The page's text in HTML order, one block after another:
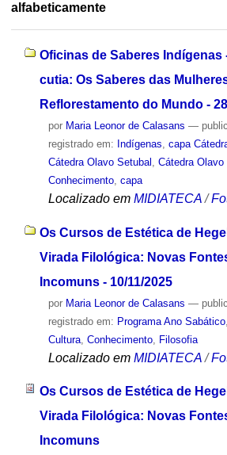
alfabeticamente
Oficinas de Saberes Indígenas
cutia: Os Saberes das
Reflorestamento do Mundo -
por Maria Leonor de Calasans —
registrado em: Indígenas capa
Cátedra Olavo Setubal
Cátedra Olavo
Conhecimento, capa
Localizado em MIDIATECA /
Os Cursos de Estética de
Virada Filológica: Novas
Incomuns - 10/11/2025
por Maria Leonor de Calasans —
registrado em: Programa Ano Sabático,
Cultura, Conhecimento, Filosofia
Localizado em MIDIATECA /
Os Cursos de Estética de
Virada Filológica: Novas
Incomuns